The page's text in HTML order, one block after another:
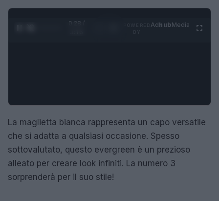
0:29 /
AdhubMedia
La maglietta bianca rappresenta un capo versatile
che si adatta a qualsiasi occasione. Spesso
sottovalutato, questo evergreen è un prezioso
alleato per creare look infiniti. La numero 3
sorprenderà per il suo stile!